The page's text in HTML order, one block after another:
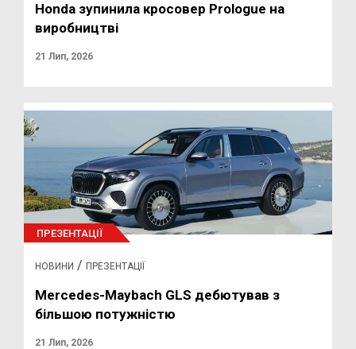
Honda зупинила кросовер Prologue на
виробництві
21 Лип, 2026
ПРЕЗЕНТАЦІЇ
НОВИНИ / ПРЕЗЕНТАЦІЇ
Mercedes-Maybach GLS дебютував з
більшою потужністю
21 Лип, 2026